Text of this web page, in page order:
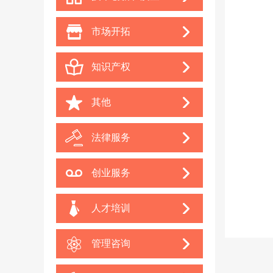
市场开拓
知识产权
其他
法律服务
创业服务
人才培训
管理咨询